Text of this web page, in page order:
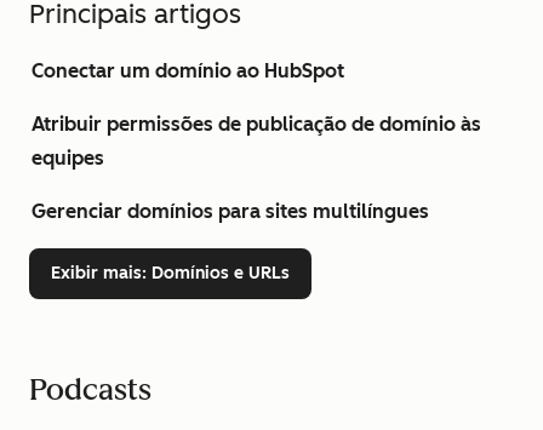
Principais artigos
Conectar um domínio ao HubSpot
Atribuir permissões de publicação de domínio às
equipes
Gerenciar domínios para sites multilíngues
Exibir mais: Domínios e URLs
Podcasts